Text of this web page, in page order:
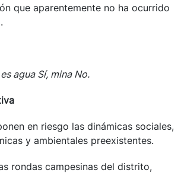
que aparentemente no ha ocurrido
agua Sí, mina No.
en riesgo las dinámicas sociales,
y ambientales preexistentes.
rondas campesinas del distrito,